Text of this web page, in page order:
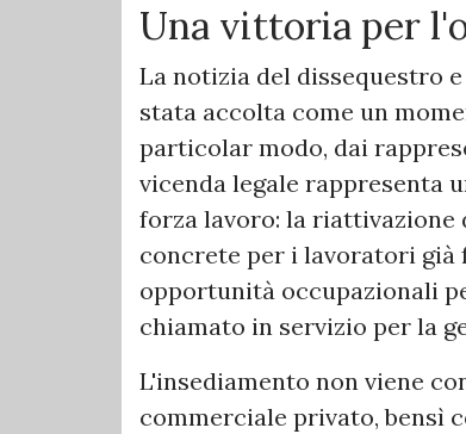
Una vittoria per
La notizia del dissequestro
stata accolta come un
particolar modo, dai
vicenda legale rappresenta
forza lavoro: la
concrete per i lavoratori già
opportunità occupazionali
chiamato in servizio per la
​L'insediamento non viene
commerciale privato, bensì